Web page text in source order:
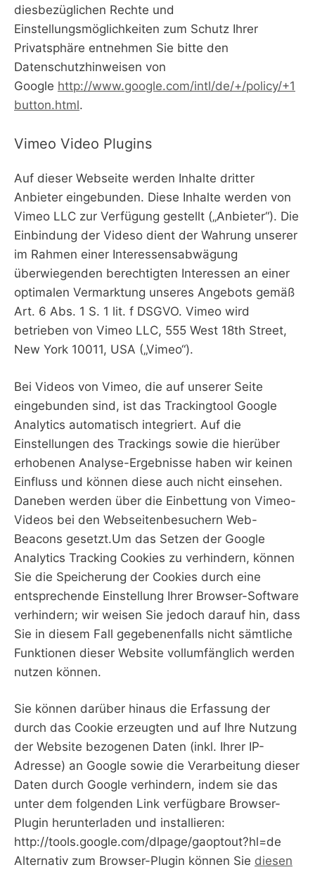
diesbezüglichen Rechte und
Einstellungsmöglichkeiten zum Schutz Ihrer
Privatsphäre entnehmen Sie bitte den
Datenschutzhinweisen von
Google http://www.google.com/intl/de/+/policy/+1
button.html.
Vimeo Video Plugins
Auf dieser Webseite werden Inhalte dritter
Anbieter eingebunden. Diese Inhalte werden von
Vimeo LLC zur Verfügung gestellt („Anbieter“). Die
Einbindung der Videso dient der Wahrung unserer
im Rahmen einer Interessensabwägung
überwiegenden berechtigten Interessen an einer
optimalen Vermarktung unseres Angebots gemäß
Art. 6 Abs. 1 S. 1 lit. f DSGVO. Vimeo wird
betrieben von Vimeo LLC, 555 West 18th Street,
New York 10011, USA („Vimeo“).
Bei Videos von Vimeo, die auf unserer Seite
eingebunden sind, ist das Trackingtool Google
Analytics automatisch integriert. Auf die
Einstellungen des Trackings sowie die hierüber
erhobenen Analyse-Ergebnisse haben wir keinen
Einfluss und können diese auch nicht einsehen.
Daneben werden über die Einbettung von Vimeo-
Videos bei den Webseitenbesuchern Web-
Beacons gesetzt.Um das Setzen der Google
Analytics Tracking Cookies zu verhindern, können
Sie die Speicherung der Cookies durch eine
entsprechende Einstellung Ihrer Browser-Software
verhindern; wir weisen Sie jedoch darauf hin, dass
Sie in diesem Fall gegebenenfalls nicht sämtliche
Funktionen dieser Website vollumfänglich werden
nutzen können.
Sie können darüber hinaus die Erfassung der
durch das Cookie erzeugten und auf Ihre Nutzung
der Website bezogenen Daten (inkl. Ihrer IP-
Adresse) an Google sowie die Verarbeitung dieser
Daten durch Google verhindern, indem sie das
unter dem folgenden Link verfügbare Browser-
Plugin herunterladen und installieren:
http://tools.google.com/dlpage/gaoptout?hl=de
Alternativ zum Browser-Plugin können Sie diesen